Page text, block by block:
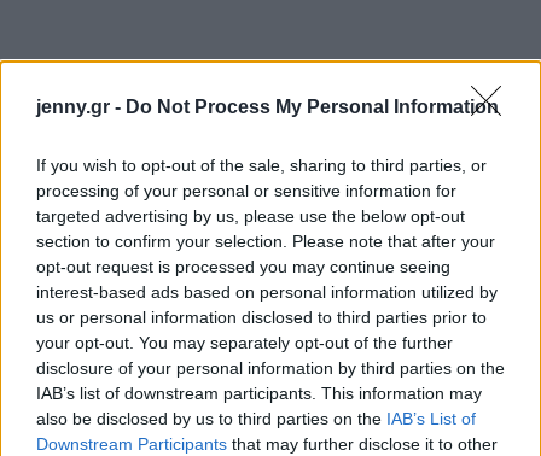
jenny.gr - Do Not Process My Personal Information
If you wish to opt-out of the sale, sharing to third parties, or
processing of your personal or sensitive information for
targeted advertising by us, please use the below opt-out
section to confirm your selection. Please note that after your
opt-out request is processed you may continue seeing
interest-based ads based on personal information utilized by
us or personal information disclosed to third parties prior to
your opt-out. You may separately opt-out of the further
disclosure of your personal information by third parties on the
IAB’s list of downstream participants. This information may
also be disclosed by us to third parties on the IAB’s List of
Downstream Participants that may further disclose it to other
Αδειάζουμε το αλεύρι, το μπέικιν πάουντερ και τη
ζάχαρη σε ένα μπολ, προσθέτουμε τη φλούδα